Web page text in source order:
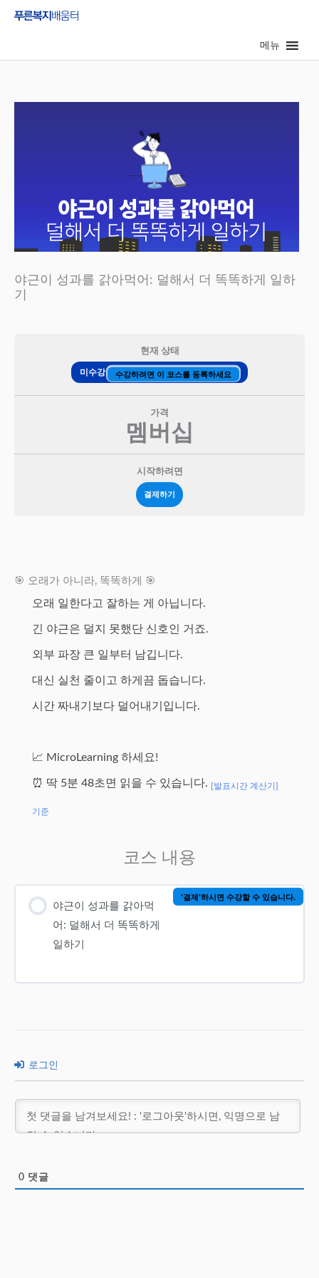
메뉴
야근이 성과를 갉아먹어: 덜해서 더 똑똑하게 일하
기
현재 상태
미수강 수강하려면 이 코스를 등록하세요
가격
멤버십
시작하려면
결제하기
🎯 오래가 아니라, 똑똑하게 🎯
오래 일한다고 잘하는 게 아닙니다.
긴 야근은 덜지 못했단 신호인 거죠.
외부 파장 큰 일부터 남깁니다.
대신 실천 줄이고 하게끔 돕습니다.
시간 짜내기보다 덜어내기입니다.
📈 MicroLearning 하세요!
⏰ 딱 5분 48초면 읽을 수 있습니다. [발표시간 계산기]
기준
코스 내용
야근이 성과를 갉아먹
어: 덜해서 더 똑똑하게
일하기
'결제'하시면 수강할 수 있습니다.
로그인
0 댓글